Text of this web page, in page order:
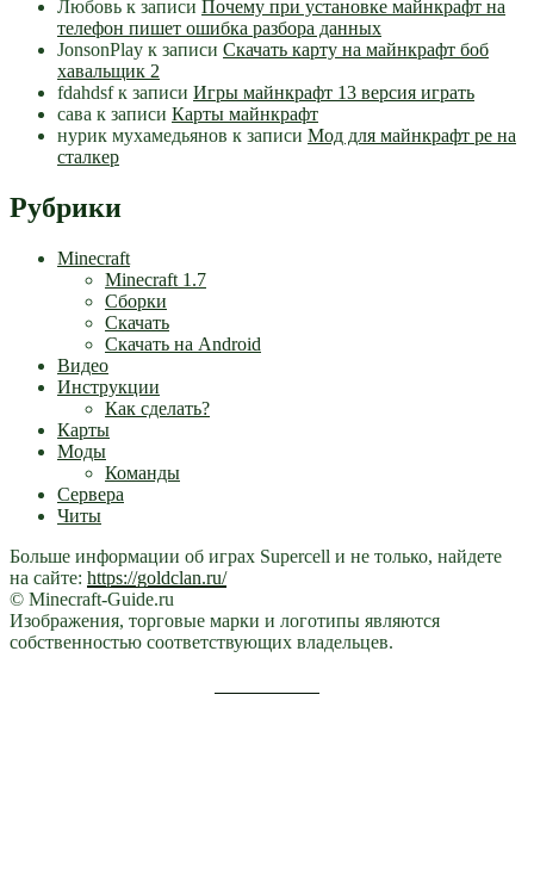
Любовь к записи Почему при установке майнкрафт на
телефон пишет ошибка разбора данных
JonsonPlay к записи Скачать карту на майнкрафт боб
хавальщик 2
fdahdsfк записи Игры майнкрафт 13 версия играть
сава к записи Карты майнкрафт
нурик мухамедьянов к записи Мод для майнкрафт pe на
сталкер
Рубрики
Minecraft
Minecraft 1.7
Сборки
Скачать
Скачать на Android
Видео
Инструкции
Как сделать?
Карты
Моды
Команды
Сервера
Читы
Больше информации об играх Supercell и не только, найдете
на сайте: https://goldclan.ru/
© Minecraft-Guide.ru
Изображения, торговые марки и логотипы являются
собственностью соответствующих владельцев.